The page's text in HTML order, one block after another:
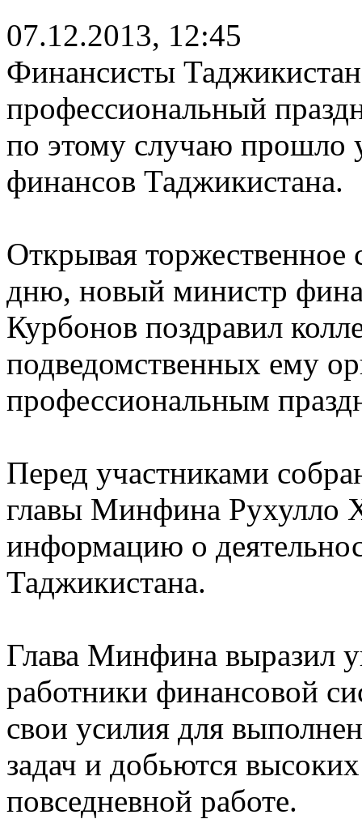
07.12.2013, 12:45
Финансисты
профессиональный
по этому случаю прошло
финансов Таджикистана.
Открывая торжественное
дню, новый министр
Курбонов поздравил
подведомственных ему
профессиональным
Перед участниками
главы Минфина Рухулло
информацию о
Таджикистана.
Глава Минфина выразил
работники финансовой
свои усилия для
задач и добьются высоких
повседневной работе.